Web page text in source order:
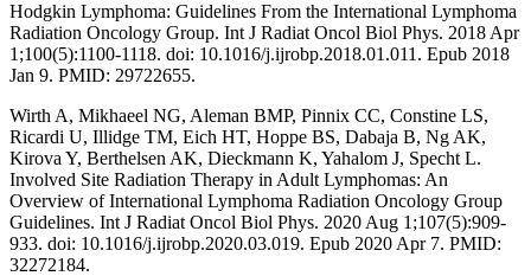
Hodgkin Lymphoma: Guidelines From the International Lymphoma
Radiation Oncology Group. Int J Radiat Oncol Biol Phys. 2018 Apr
1;100(5):1100-1118. doi: 10.1016/j.ijrobp.2018.01.011. Epub 2018
Jan 9. PMID: 29722655.
Wirth A, Mikhaeel NG, Aleman BMP, Pinnix CC, Constine LS,
Ricardi U, Illidge TM, Eich HT, Hoppe BS, Dabaja B, Ng AK,
Kirova Y, Berthelsen AK, Dieckmann K, Yahalom J, Specht L.
Involved Site Radiation Therapy in Adult Lymphomas: An
Overview of International Lymphoma Radiation Oncology Group
Guidelines. Int J Radiat Oncol Biol Phys. 2020 Aug 1;107(5):909-
933. doi: 10.1016/j.ijrobp.2020.03.019. Epub 2020 Apr 7. PMID:
32272184.